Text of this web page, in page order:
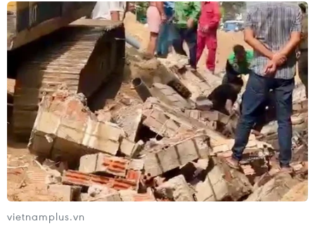
TIN CÙNG CHUYÊN MỤC
vietnamplus.vn